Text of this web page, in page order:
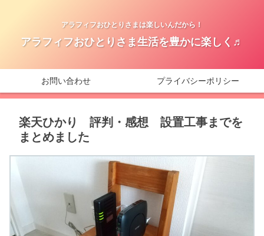
アラフィフおひとりさまは楽しいんだから！
アラフィフおひとりさま生活を豊かに楽しく♬
お問い合わせ プライバシーポリシー
楽天ひかり 評判・感想 設置工事までを
まとめました